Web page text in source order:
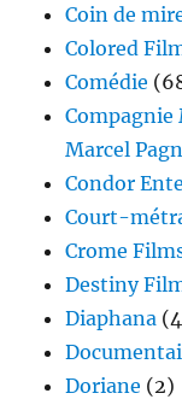
Coin de
Colored
Comédie
Marcel
Condor
Court-
Crome
Destiny
Diaphana
Doriane (2)